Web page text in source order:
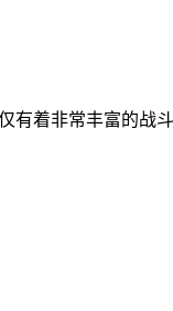
着非常丰富的